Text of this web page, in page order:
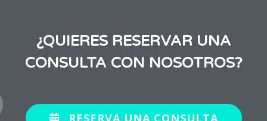
¿QUIERES RESERVAR UNA
CONSULTA CON NOSOTROS?